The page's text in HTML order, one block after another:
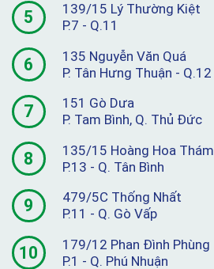
5
139/15 Lý Thường Kiệt
P.7 - Q.11
6
135 Nguyễn Văn Quá
P. Tân Hưng Thuận - Q.12
7
151 Gò Dưa
P. Tam Bình, Q. Thủ Đức
8
135/15 Hoàng Hoa Thám
P.13 - Q. Tân Bình
9
479/5C Thống Nhất
P.11 - Q. Gò Vấp
10
179/12 Phan Đình Phùng
P.1 - Q. Phú Nhuận